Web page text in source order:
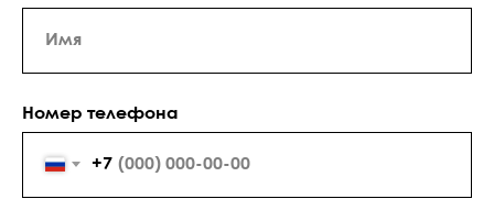
Номер телефона
+7